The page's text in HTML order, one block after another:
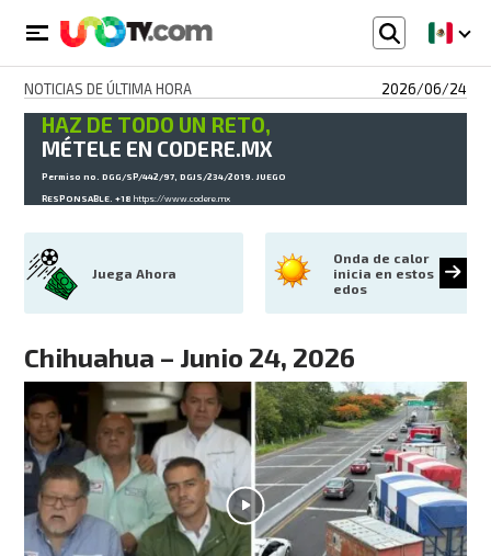
NOTICIAS DE ÚLTIMA HORA 2026/06/24
HAZ DE TODO UN RETO,
MÉTELE EN CODERE.MX
Permiso no. DGG/SP/442/97, DGJS/234/2019. JUEGO
RESPONSABLE. +18https://www.codere.mx
Juega Ahora
Onda de calor
inicia en estos
edos
Chihuahua – Junio 24, 2026